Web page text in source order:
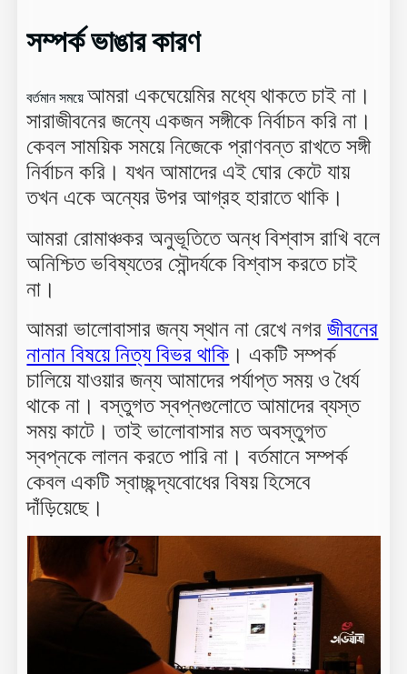
সম্পর্ক ভাঙার কারণ
বর্তমান সময়েআমরা একঘেয়েমির মধ্যে থাকতে চাই না।
সারাজীবনের জন্যে একজন সঙ্গীকে নির্বাচন করি না।
কেবল সাময়িক সময়ে নিজেকে প্রাণবন্ত রাখতে সঙ্গী
নির্বাচন করি। যখন আমাদের এই ঘোর কেটে যায়
তখন একে অন্যের উপর আগ্রহ হারাতে থাকি।
আমরা রোমাঞ্চকর অনুভূতিতে অন্ধ বিশ্বাস রাখি বলে
অনিশ্চিত ভবিষ্যতের সৌন্দর্যকে বিশ্বাস করতে চাই
না।
আমরা ভালোবাসার জন্য স্থান না রেখে নগরজীবনের
নানান বিষয়ে নিত্য বিভর থাকি । একটি সম্পর্ক
চালিয়ে যাওয়ার জন্য আমাদের পর্যাপ্ত সময় ও ধৈর্য
থাকে না। বস্তুগত স্বপ্নগুলোতে আমাদের ব্যস্ত
সময় কাটে। তাই ভালোবাসার মত অবস্তুগত
স্বপ্নকে লালন করতে পারি না। বর্তমানে সম্পর্ক
কেবল একটি স্বাচ্ছন্দ্যবোধের বিষয় হিসেবে
দাঁড়িয়েছে।